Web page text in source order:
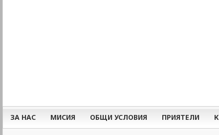
ЗА НАС МИСИЯ ОБЩИ УСЛОВИЯ ПРИЯТЕЛИ